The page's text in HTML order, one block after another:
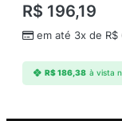
R$ 196,19
em até 3x de R$
R$186,38 à vista